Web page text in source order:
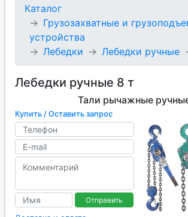
Каталог
Грузозахватные и
устройства
Лебедки
Лебедки ручные
Лебедки ручные 8 т
Тали рычажные
Купить / Оставить запрос
Отправить